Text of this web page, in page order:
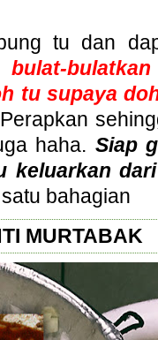
tu dan
bulat-
tu supaya
haha. Siap
keluarkan
bahagian
MURTABAK